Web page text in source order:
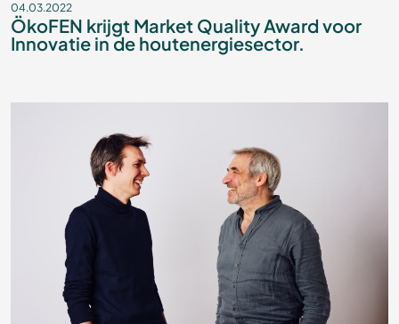
04.03.2022
ÖkoFEN krijgt Market Quality Award voor
Innovatie in de houtenergiesector.